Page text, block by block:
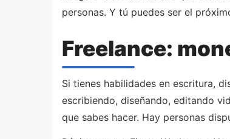
personas. Y tú puedes ser el
Freelance:
Si tienes habilidades en escritura,
escribiendo, diseñando, editando
que sabes hacer. Hay personas